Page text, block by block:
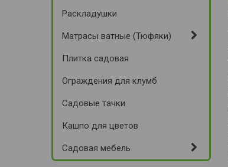
Раскладушки
Матрасы ватные (Тюфяки)
Плитка садовая
Ограждения для клумб
Садовые тачки
Кашпо для цветов
Садовая мебель